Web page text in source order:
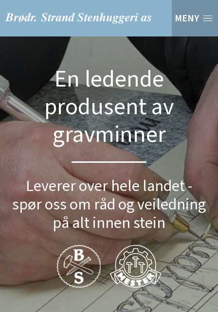
MENY
En ledende
produsent av
gravminner
Leverer over hele landet -
spør oss om råd og veiledning
på alt innen stein